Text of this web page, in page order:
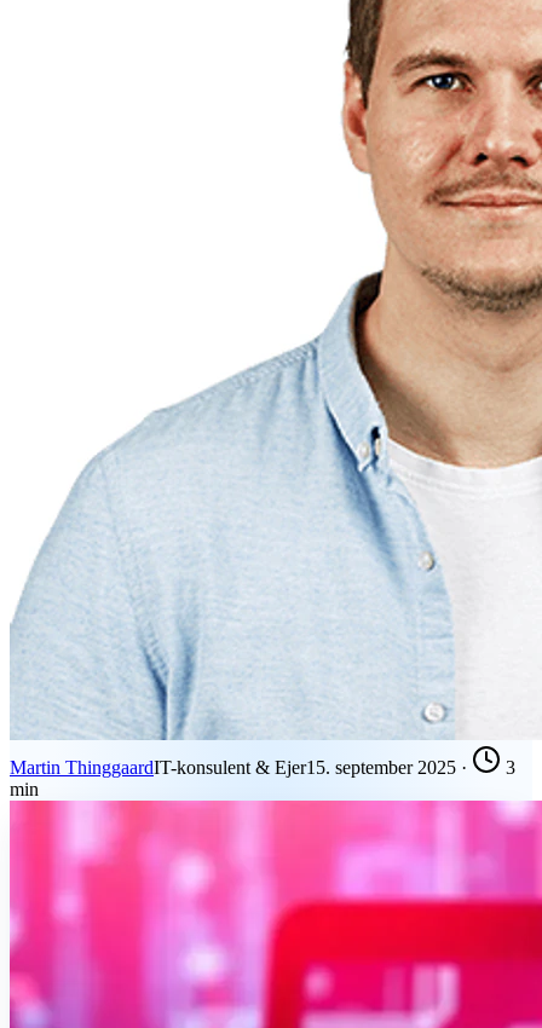
Martin ThinggaardIT-konsulent & Ejer15. september 2025 ·
3
min